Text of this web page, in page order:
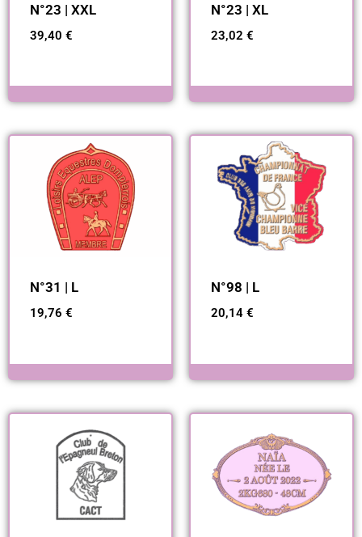
N°23 | XXL
39,40 €
N°23 | XL
23,02 €
N°31 | L
19,76 €
N°98 | L
20,14 €